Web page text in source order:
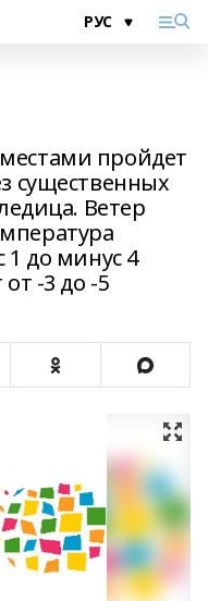
пройдет
существенных
Ветер
до минус 4
-3 до -5